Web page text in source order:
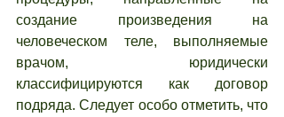
создание произведения на
человеческом теле, выполняемые
врачом, юридически
классифицируются как договор
подряда. Следует особо отметить, что